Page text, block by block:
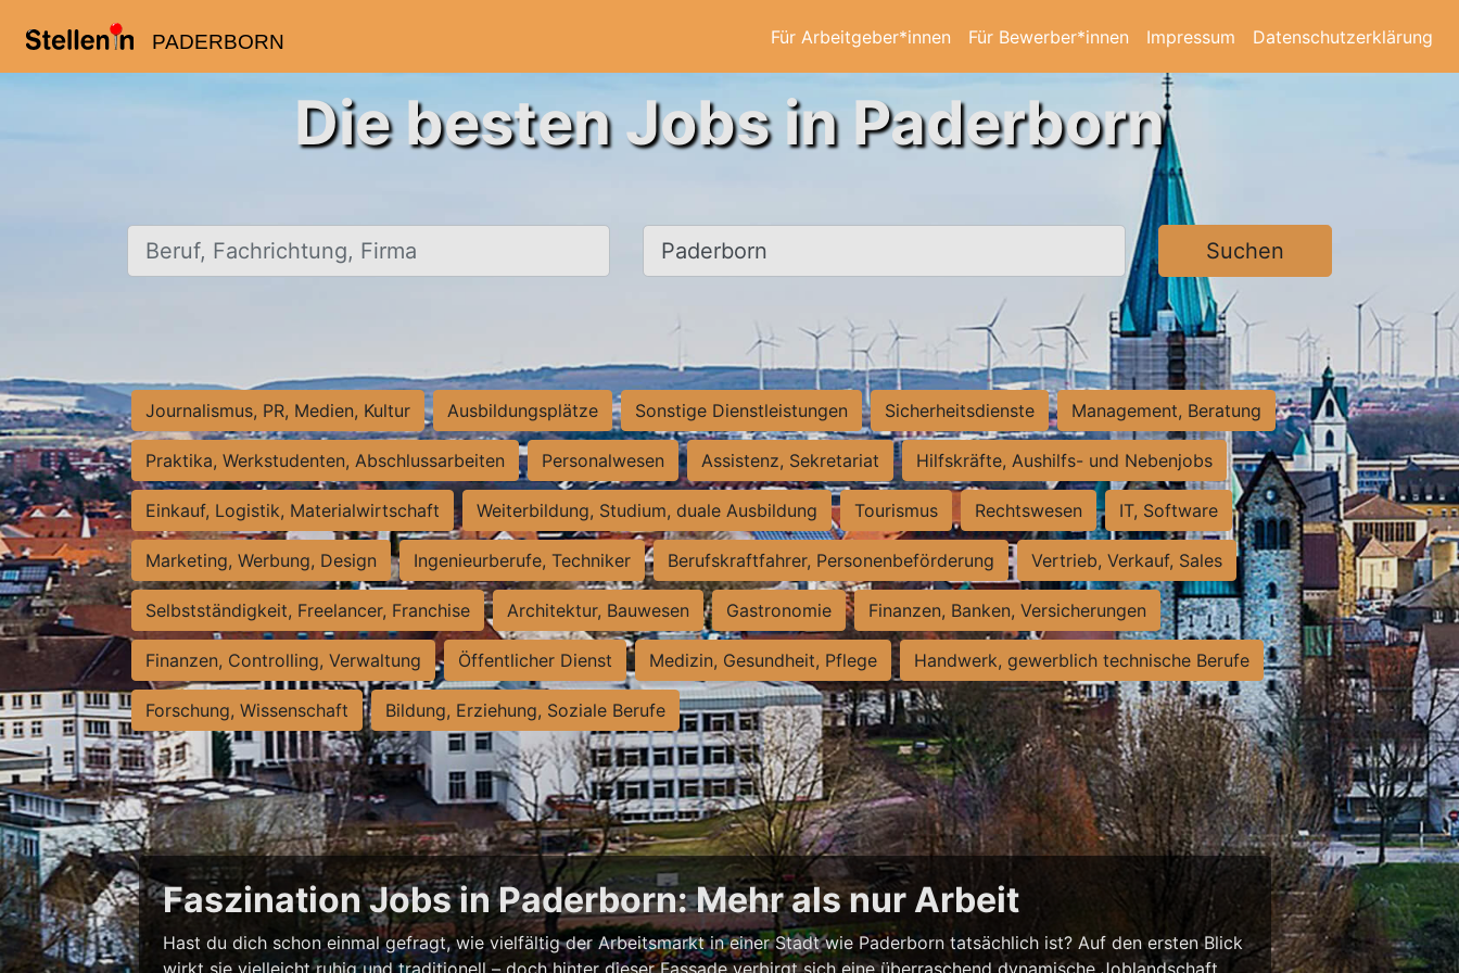
PADERBORN Für Arbeitgeber*innen Für Bewerber*innen Impressum Datenschutzerklärung
Die besten Jobs in Paderborn
Beruf, Fachrichtung, Firma Ort, Stadt Suchen
Journalismus, PR, Medien, Kultur Ausbildungsplätze Sonstige Dienstleistungen Sicherheitsdienste Management, Beratung
Praktika, Werkstudenten, Abschlussarbeiten Personalwesen Assistenz, Sekretariat Hilfskräfte, Aushilfs- und Nebenjobs
Einkauf, Logistik, Materialwirtschaft Weiterbildung, Studium, duale Ausbildung Tourismus Rechtswesen IT, Software
Marketing, Werbung, Design Ingenieurberufe, Techniker Berufskraftfahrer, Personenbeförderung Vertrieb, Verkauf, Sales
Selbstständigkeit, Freelancer, Franchise Architektur, Bauwesen Gastronomie Finanzen, Banken, Versicherungen
Finanzen, Controlling, Verwaltung Öffentlicher Dienst Medizin, Gesundheit, Pflege Handwerk, gewerblich technische Berufe
Forschung, Wissenschaft Bildung, Erziehung, Soziale Berufe
Faszination Jobs in Paderborn: Mehr als nur Arbeit
Hast du dich schon einmal gefragt, wie vielfältig der Arbeitsmarkt in einer Stadt wie Paderborn tatsächlich ist? Auf den ersten Blick